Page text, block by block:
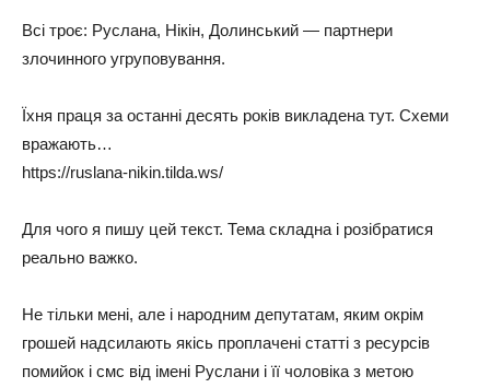
Всі троє: Руслана, Нікін, Долинський — партнери
злочинного угруповування.
Їхня праця за останні десять років викладена тут. Схеми
вражають…
https://ruslana-nikin.tilda.ws/
Для чого я пишу цей текст. Тема складна і розібратися
реально важко.
Не тільки мені, але і народним депутатам, яким окрім
грошей надсилають якісь проплачені статті з ресурсів
помийок і смс від імені Руслани і її чоловіка з метою